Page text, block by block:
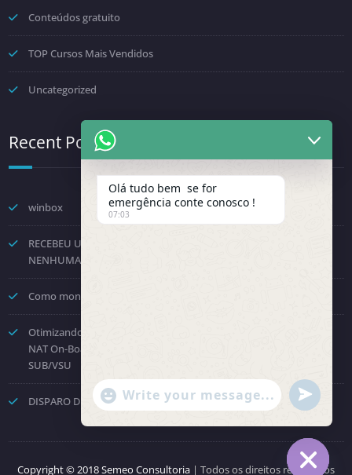
Conteúdos gratuito
TOP Cursos Mais Vendidos
Uncategorized
Recent Posts
winbox
RECEBEU UMA NOTIFICAÇÃO DA FENINFRA? NÃO TOME
NENHUMA DECISÃO POR PRESSÃO.
Como montar um provedor com a Starlink? Passo a passo!
Otimizando o Roteamento e Processamento: Como Desabilitar o
NAT On-Board no Huawei NE8000 e Direcionar para a Placa
SUB/VSU
DISPARO DE COBRANÇAS – API OFICIAL WHATSAPP
Copyright © 2018 Semeo Consultoria | Todos os direitos reservados
Olá tudo bem se for
emergência conte conosco !
07:03
"+chaty_settings.lang.emoji_picker+"
WhatsApp Message
undefined